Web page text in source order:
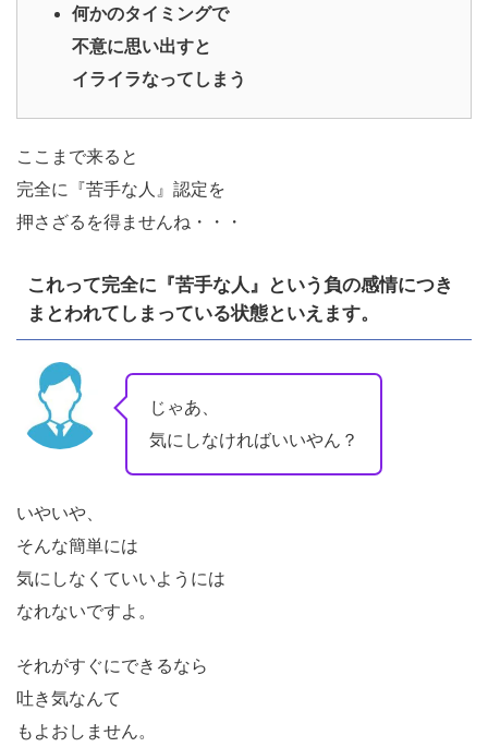
何かのタイミングで
不意に思い出すと
イライラなってしまう
ここまで来ると
完全に『苦手な人』認定を
押さざるを得ませんね・・・
これって完全に『苦手な人』という負の感情につき
まとわれてしまっている状態といえます。
じゃあ、
気にしなければいいやん？
いやいや、
そんな簡単には
気にしなくていいようには
なれないですよ。
それがすぐにできるなら
吐き気なんて
もよおしません。